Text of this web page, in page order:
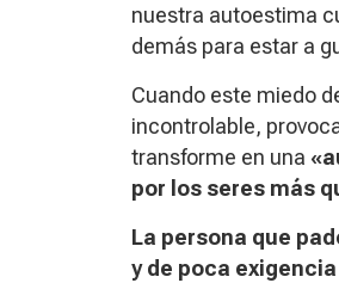
nuestra autoestima
demás para estar a
Cuando este miedo
incontrolable,
transforme en una
por los seres más
La persona que
y de poca exigencia